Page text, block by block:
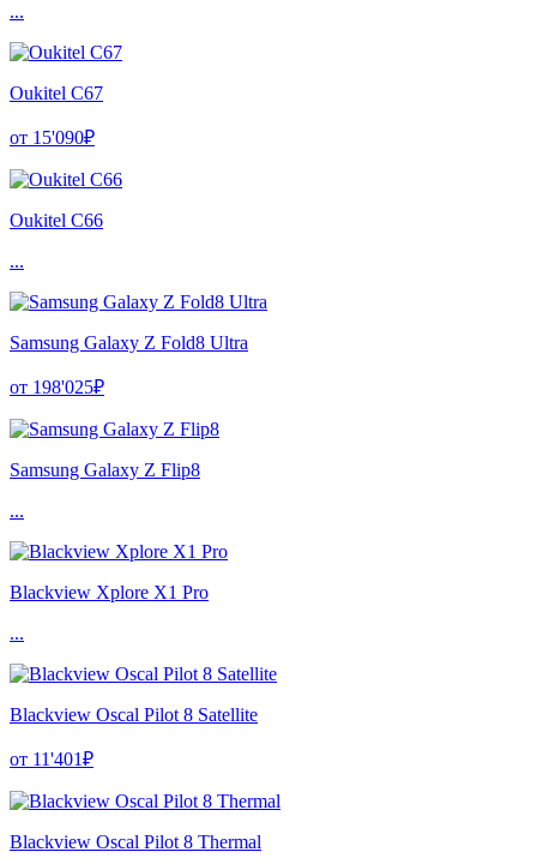
...
Oukitel C67
от 15'090₽
Oukitel C66
...
Samsung Galaxy Z Fold8 Ultra
от 198'025₽
Samsung Galaxy Z Flip8
...
Blackview Xplore X1 Pro
...
Blackview Oscal Pilot 8 Satellite
от 11'401₽
Blackview Oscal Pilot 8 Thermal